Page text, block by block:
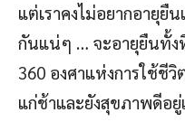
แต่เราคงไม่อยากอายุ
กันแน่ๆ … จะอายุยืนทั้ง
360 องศาแห่งการใช้ชี
แก่ช้าและยังสุขภาพดีอยู่